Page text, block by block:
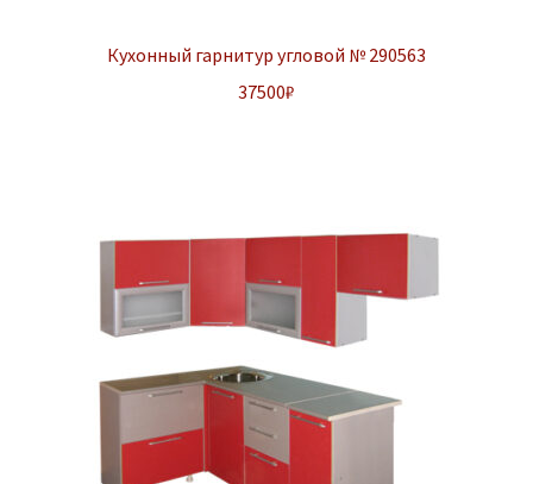
Кухонный гарнитур угловой № 290563
37500₽